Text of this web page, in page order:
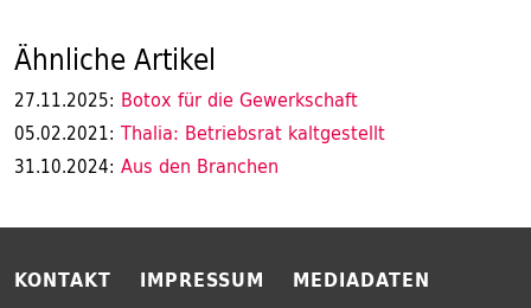
Ähnliche Artikel
27.11.2025: Botox für die Gewerkschaft
05.02.2021: Thalia: Betriebsrat kaltgestellt
31.10.2024: Aus den Branchen
KONTAKT IMPRESSUM MEDIADATEN